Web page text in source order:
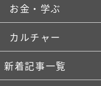
お金・学ぶ
カルチャー
新着記事一覧